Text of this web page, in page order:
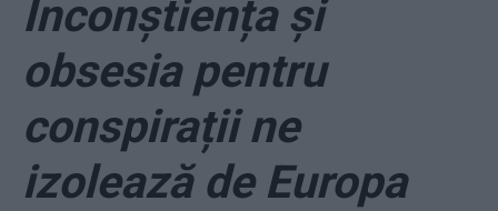
Inconștiența și
obsesia pentru
conspirații ne
izolează de Europa